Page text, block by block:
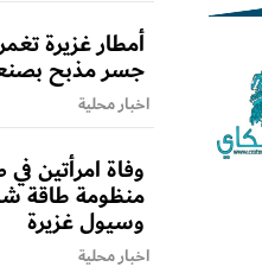
أمطار غزيرة
جسر مذبح
اخبار محلية
وفاة امرأتين
منظومة طاقة
وسيول غزيرة
اخبار محلية